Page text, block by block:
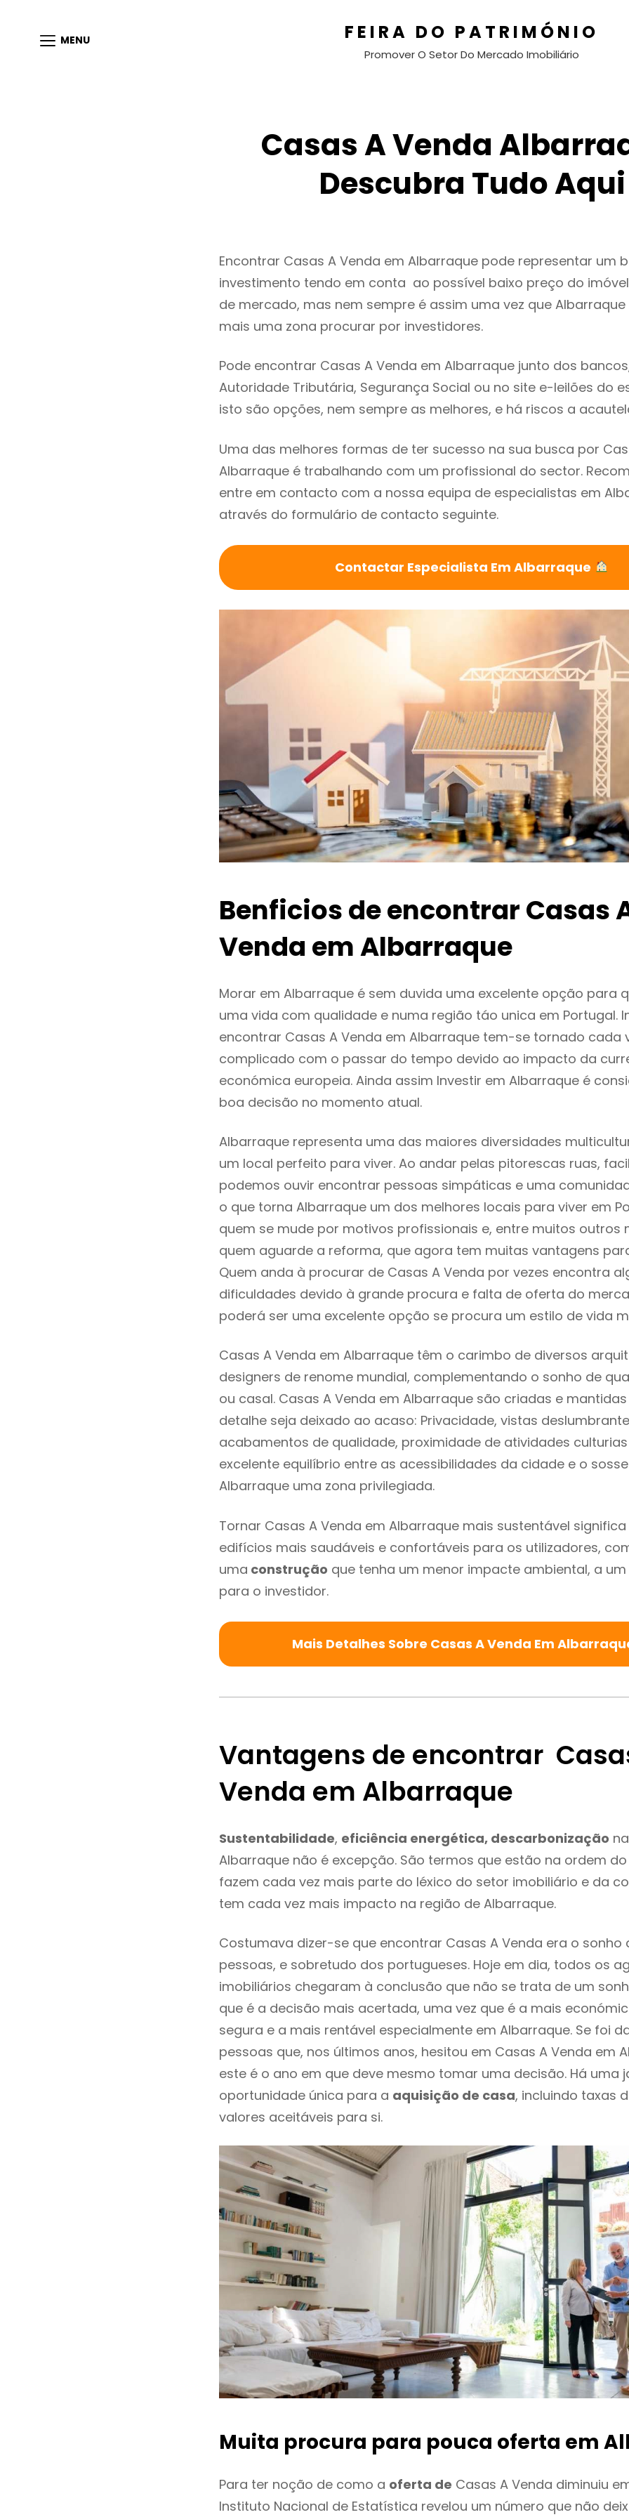
MENU FEIRA DO PATRIMÓNIO
Promover O Setor Do Mercado Imobiliário
Casas A Venda
Descubra Tudo Aqui
Encontrar Casas A Venda em Albarraque pode representar um
investimento tendo em conta ao possível baixo preço do
de mercado, mas nem sempre é assim uma vez que
mais uma zona procurar por investidores.
Pode encontrar Casas A Venda em Albarraque junto dos
Autoridade Tributária, Segurança Social ou no site e-leilões do
isto são opções, nem sempre as melhores, e há riscos a
Uma das melhores formas de ter sucesso na sua busca por
Albarraque é trabalhando com um profissional do sector.
entre em contacto com a nossa equipa de especialistas em
através do formulário de contacto seguinte.
Contactar Especialista Em Albarraque
Benficios de encontrar Casas
Venda em Albarraque
Morar em Albarraque é sem duvida uma excelente opção para
uma vida com qualidade e numa região táo unica em Portugal.
encontrar Casas A Venda em Albarraque tem-se tornado cada
complicado com o passar do tempo devido ao impacto da
económica europeia. Ainda assim Investir em Albarraque é
boa decisão no momento atual.
Albarraque representa uma das maiores diversidades
um local perfeito para viver. Ao andar pelas pitorescas ruas,
podemos ouvir encontrar pessoas simpáticas e uma
o que torna Albarraque um dos melhores locais para viver em
quem se mude por motivos profissionais e, entre muitos outros
quem aguarde a reforma, que agora tem muitas vantagens
Quem anda à procurar de Casas A Venda por vezes encontra
dificuldades devido à grande procura e falta de oferta do
poderá ser uma excelente opção se procura um estilo de vida
Casas A Venda em Albarraque têm o carimbo de diversos
designers de renome mundial, complementando o sonho de
ou casal. Casas A Venda em Albarraque são criadas e
detalhe seja deixado ao acaso: Privacidade, vistas
acabamentos de qualidade, proximidade de atividades
excelente equilíbrio entre as acessibilidades da cidade e o
Albarraque uma zona privilegiada.
Tornar Casas A Venda em Albarraque mais sustentável
edifícios mais saudáveis e confortáveis para os utilizadores,
uma construção que tenha um menor impacte ambiental, a
para o investidor.
Mais Detalhes Sobre Casas A Venda Em
Vantagens de encontrar
Venda em Albarraque
Sustentabilidade, eficiência energética, descarbonização
Albarraque não é excepção. São termos que estão na ordem
fazem cada vez mais parte do léxico do setor imobiliário e da
tem cada vez mais impacto na região de Albarraque.
Costumava dizer-se que encontrar Casas A Venda era o sonho
pessoas, e sobretudo dos portugueses. Hoje em dia, todos os
imobiliários chegaram à conclusão que não se trata de um
que é a decisão mais acertada, uma vez que é a mais
segura e a mais rentável especialmente em Albarraque. Se foi
pessoas que, nos últimos anos, hesitou em Casas A Venda em
este é o ano em que deve mesmo tomar uma decisão. Há uma
oportunidade única para a aquisição de casa, incluindo taxas
valores aceitáveis para si.
Muita procura para pouca oferta em
Para ter noção de como a oferta de Casas A Venda diminuiu
Instituto Nacional de Estatística revelou um número que não